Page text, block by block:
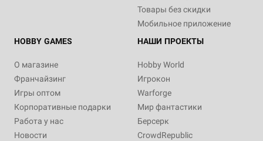
Товары без скидки
Мобильное приложение
HOBBY GAMES
О магазине
Франчайзинг
Игры оптом
Корпоративные подарки
Работа у нас
Новости
НАШИ ПРОЕКТЫ
Hobby World
Игрокон
Warforge
Мир фантастики
Берсерк
CrowdRepublic